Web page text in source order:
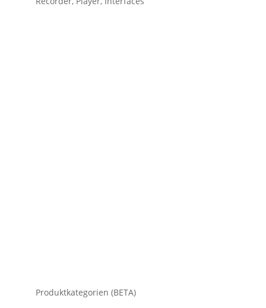
Produktkategorien (BETA)